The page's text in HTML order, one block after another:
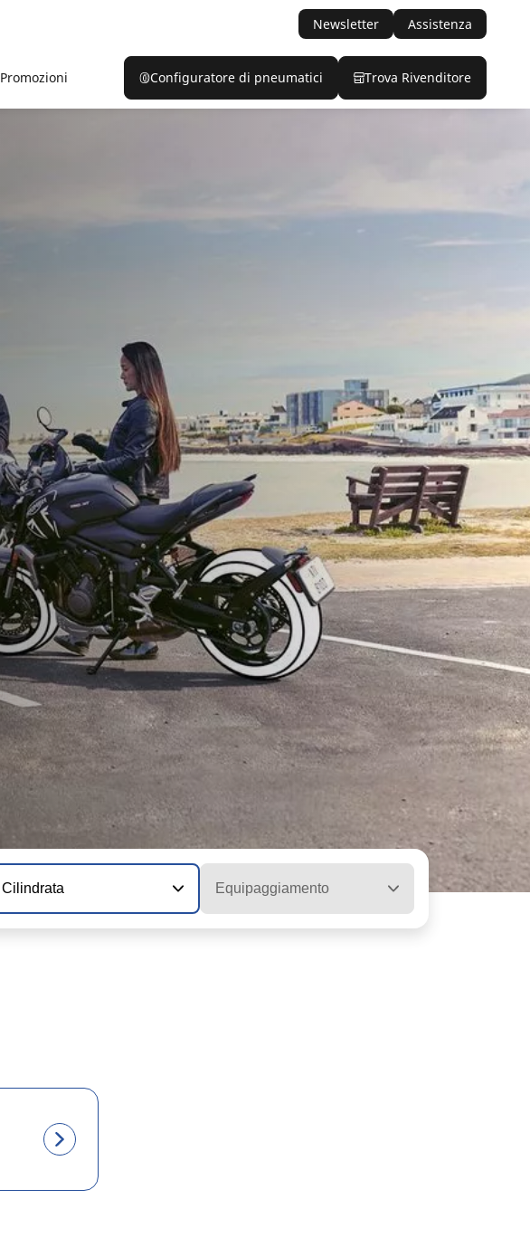
Newsletter Assistenza
Promozioni Configuratore di pneumatici Trova Rivenditore
Cilindrata Equipaggiamento